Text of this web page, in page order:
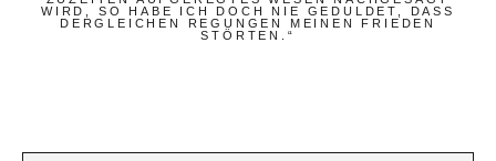
WIRD, SO HABE ICH DOCH NIE GEDULDET, DASS
DERGLEICHEN REGUNGEN MEINEN FRIEDEN
STÖRTEN.“